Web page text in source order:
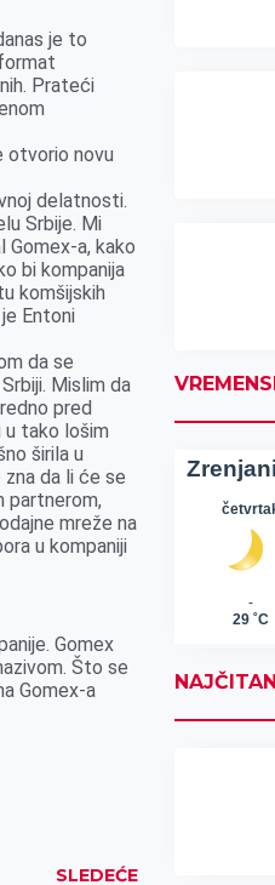
je to
Prateći
otvorio novu
delatnosti.
Srbije. Mi
a, kako
bi kompanija
komšijskih
Entoni
da se
Mislim da
pred
u tako lošim
širila u
zna da li će se
partnerom,
mreže na
u kompaniji
Gomex
Što se
Gomex-a
SLEDEĆE